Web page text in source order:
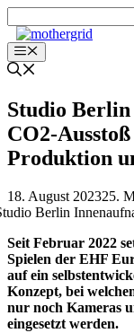
Inhalt
springenMenü
Studio
CO2-
Produktion
18. August 202325.
Seit Februar 2022
Spielen der EHF
auf ein
Konzept, bei
nur noch Kameras
eingesetzt werden.